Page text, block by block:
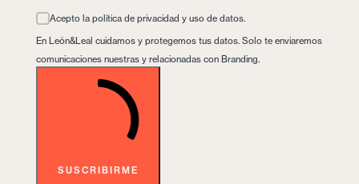
Acepto la política de privacidad y uso de datos.
En León&Leal cuidamos y protegemos tus datos. Solo te enviaremos
comunicaciones nuestras y relacionadas con Branding.
SUSCRIBIRME